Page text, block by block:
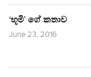
‘භූමි’ ගේ කතාව
June 23, 2016